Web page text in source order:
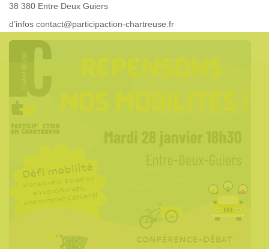
38 380 Entre Deux Guiers
d’infos contact@participaction-chartreuse.fr